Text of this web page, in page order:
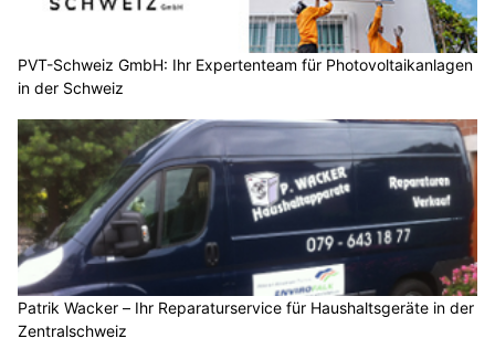
PVT-Schweiz GmbH: Ihr Expertenteam für Photovoltaikanlagen
in der Schweiz
Patrik Wacker – Ihr Reparaturservice für Haushaltsgeräte in der
Zentralschweiz